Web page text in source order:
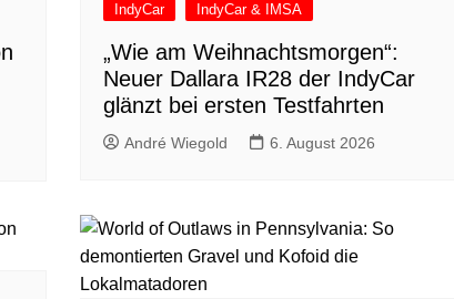
IndyCar IndyCar & IMSA
„Wie am Weihnachtsmorgen“:
Neuer Dallara IR28 der IndyCar
glänzt bei ersten Testfahrten
André Wiegold 6. August 2026